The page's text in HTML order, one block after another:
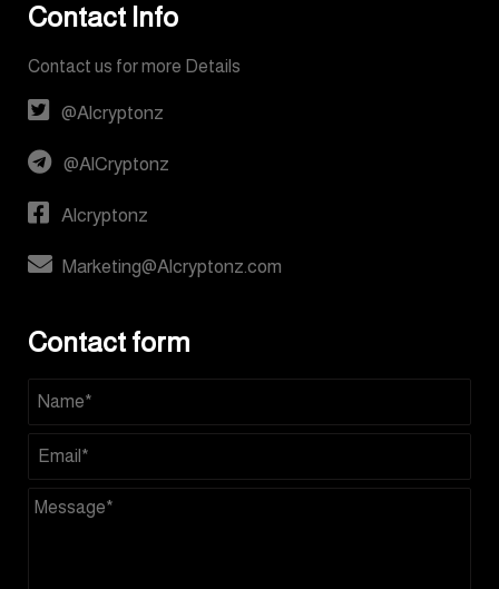
Contact Info
Contact us for more Details
@Alcryptonz
@AlCryptonz
Alcryptonz
Marketing@Alcryptonz.com
Contact form